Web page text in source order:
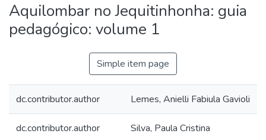
Aquilombar no Jequitinhonha: guia
pedagógico: volume 1
Simple item page
dc.contributor.author Lemes, Anielli Fabiula Gavioli
dc.contributor.author Silva, Paula Cristina